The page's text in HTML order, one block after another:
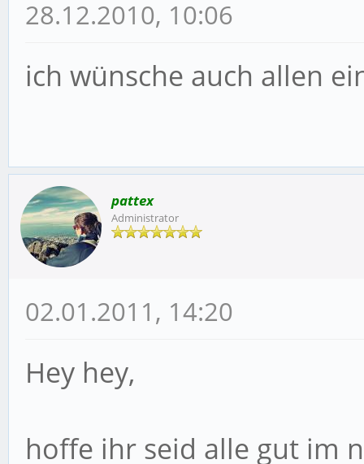
28.12.2010, 10:06
ich wünsche auch allen
pattex
Administrator
02.01.2011, 14:20
Hey hey,
hoffe ihr seid alle gut im